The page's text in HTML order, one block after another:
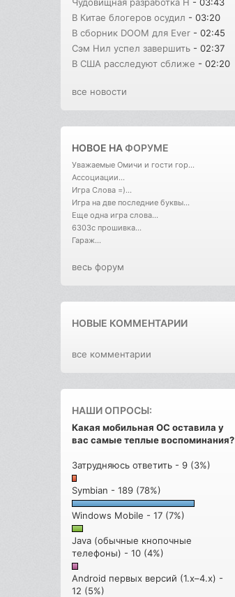
Чудовищная разработка H - 03:43
В Китае блогеров осудил - 03:20
В сборник DOOM для Ever - 02:45
Сэм Нил успел завершить - 02:37
В США расследуют сближе - 02:20
все новости
НОВОЕ НАФОРУМЕ
Уважаемые Омичи и гости гор...
Ассоциации...
Игра Слова =)...
Игра на две последние буквы...
Еще одна игра слова...
6303с прошивка...
Гараж...
весь форум
НОВЫЕ КОММЕНТАРИИ
все комментарии
НАШИ ОПРОСЫ:
Какая мобильная ОС оставила у
вас самые теплые воспоминания?
Затрудняюсь ответить - 9 (3%)
Symbian - 189 (78%)
Windows Mobile - 17 (7%)
Java (обычные кнопочные
телефоны) - 10 (4%)
Android первых версий (1.x–4.x) -
12 (5%)